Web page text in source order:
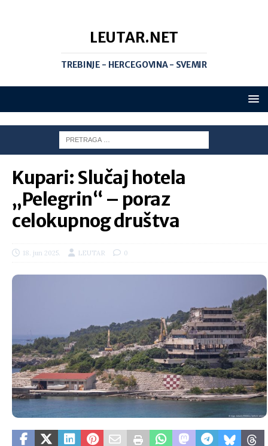
LEUTAR.NET
TREBINJE - HERCEGOVINA - SVEMIR
Kupari: Slučaj hotela
„Pelegrin“ – poraz
celokupnog društva
18. jun 2025. LEUTAR 0